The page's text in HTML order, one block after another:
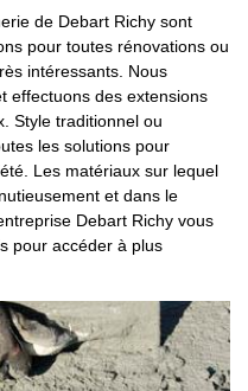
de Debart Richy sont
pour toutes rénovations ou
intéressants. Nous
effectuons des extensions
Style traditionnel ou
les solutions pour
Les matériaux sur lequel
et dans le
Debart Richy vous
pour accéder à plus